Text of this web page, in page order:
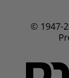
© 1947-